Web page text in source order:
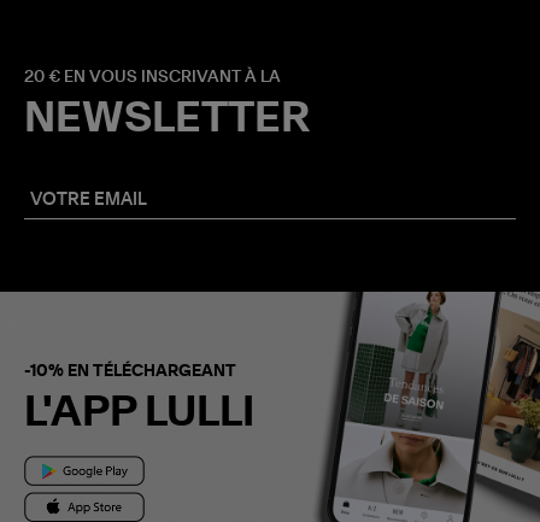
20 € EN VOUS INSCRIVANT À LA
NEWSLETTER
-10% EN TÉLÉCHARGEANT
L'APP LULLI